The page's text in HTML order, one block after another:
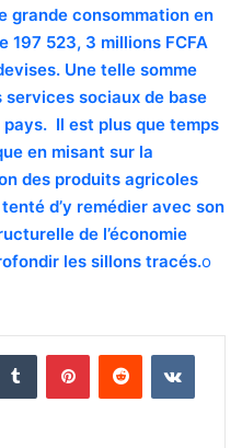
grande consommation en
197 523, 3 millions FCFA
Une telle somme
sociaux de base
pays. Il est plus que temps
en misant sur la
des produits agricoles
d’y remédier avec son
de l’économie
les sillons tracés.o